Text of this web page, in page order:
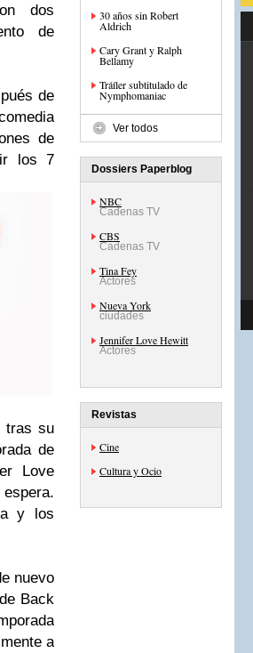
dos
de
de
de
los 7
tras su
de
Love
y los
nuevo
Back
a
30 años sin Robert
Aldrich
Cary Grant y Ralph
Bellamy
Tráíler subtitulado de
Nymphomaniac
Ver todos
Dossiers Paperblog
NBC
Cadenas TV
CBS
Cadenas TV
Tina Fey
Actores
Nueva York
ciudades
Jennifer Love Hewitt
Actores
Revistas
Cine
Cultura y Ocio